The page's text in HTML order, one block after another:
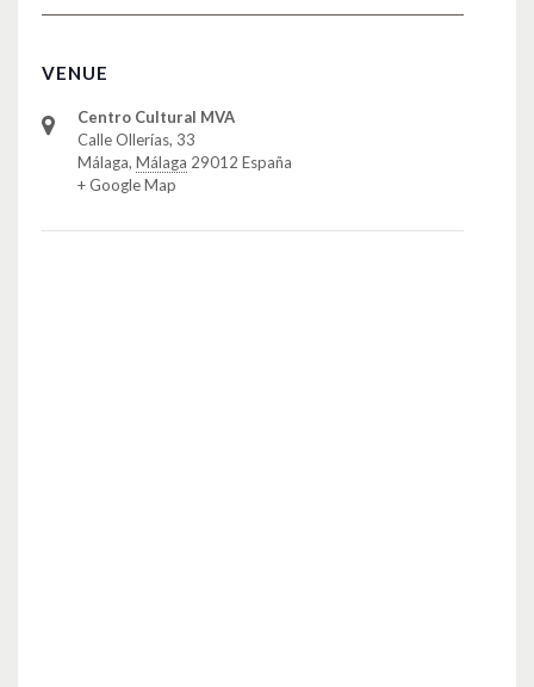
VENUE
Centro Cultural MVA
Calle Ollerías, 33
Málaga, Málaga 29012 España
+ Google Map